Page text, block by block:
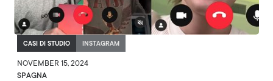
CASI DI STUDIO INSTAGRAM
NOVEMBER 15, 2024
SPAGNA